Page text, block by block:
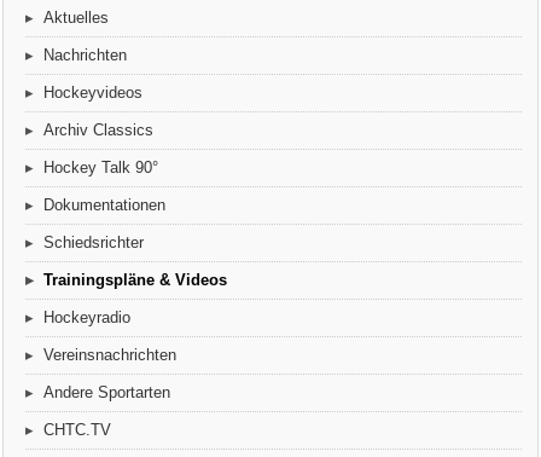
Aktuelles
Nachrichten
Hockeyvideos
Archiv Classics
Hockey Talk 90°
Dokumentationen
Schiedsrichter
Trainingspläne & Videos
Hockeyradio
Vereinsnachrichten
Andere Sportarten
CHTC.TV